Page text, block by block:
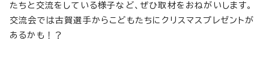
たちと交流をしている様子など、ぜひ取材をおねがいします。
交流会では古賀選手からこどもたちにクリスマスプレゼントが
あるかも！？